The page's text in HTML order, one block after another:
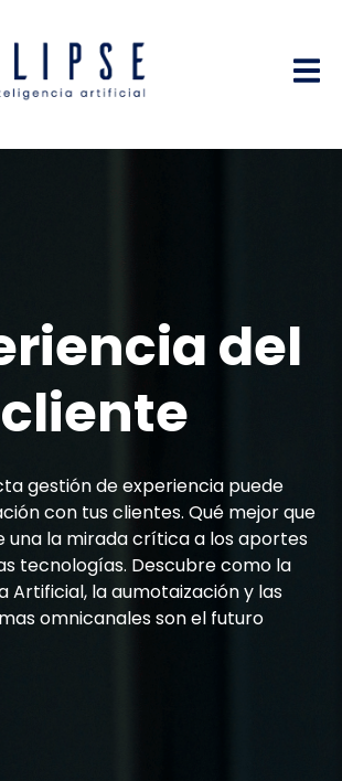
del
cliente
gestión de experiencia puede
con tus clientes. Qué mejor que
una la mirada crítica a los aportes
tecnologías. Descubre como la
Artificial, la aumotaización y las
omnicanales son el futuro